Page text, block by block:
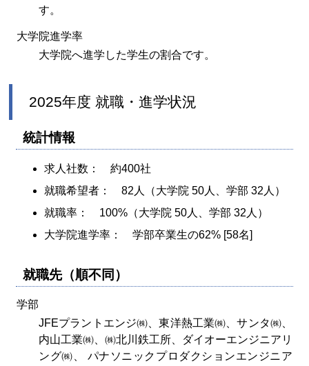
す。
大学院進学率
大学院へ進学した学生の割合です。
2025年度 就職・進学状況
統計情報
求人社数： 約400社
就職希望者： 82人（大学院 50人、学部 32人）
就職率： 100%（大学院 50人、学部 32人）
大学院進学率： 学部卒業生の62% [58名]
就職先（順不同）
学部
JFEプラントエンジ㈱、東洋熱工業㈱、サンタ㈱、
内山工業㈱、㈱北川鉄工所、ダイオーエンジニアリ
ング㈱、 パナソニックプロダクションエンジニア